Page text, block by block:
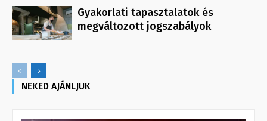
Gyakorlati tapasztalatok és
megváltozott jogszabályok
NEKED AJÁNLJUK